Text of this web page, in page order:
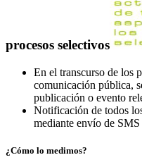
procesos selectivos
En el transcurso de los
comunicación pública,
publicación o evento
Notificación de todos
mediante envío de
¿Cómo lo medimos?